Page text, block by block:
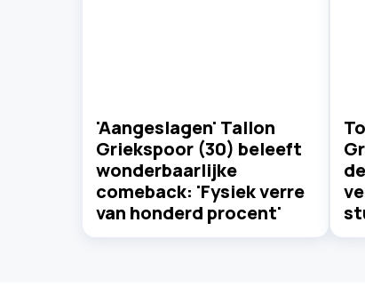
'Aangeslagen' Tallon
Griekspoor (30) beleeft
wonderbaarlijke
comeback: 'Fysiek verre
van honderd procent'